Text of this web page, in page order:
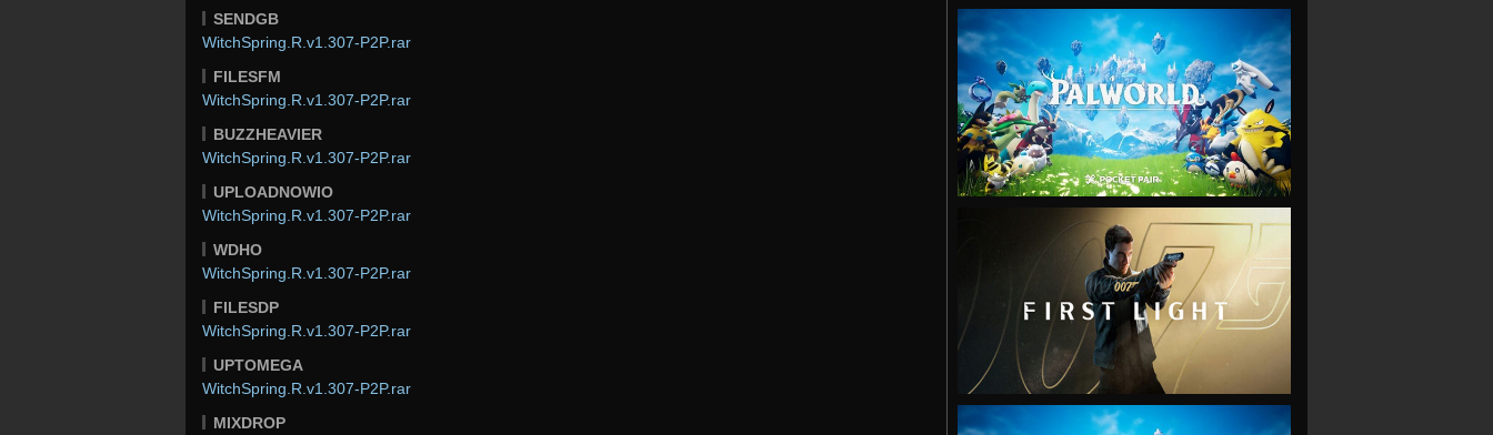
SENDGB
WitchSpring.R.v1.307-P2P.rar
FILESFM
WitchSpring.R.v1.307-P2P.rar
BUZZHEAVIER
WitchSpring.R.v1.307-P2P.rar
UPLOADNOWIO
WitchSpring.R.v1.307-P2P.rar
WDHO
WitchSpring.R.v1.307-P2P.rar
FILESDP
WitchSpring.R.v1.307-P2P.rar
UPTOMEGA
WitchSpring.R.v1.307-P2P.rar
MIXDROP
VIEW
VIEW